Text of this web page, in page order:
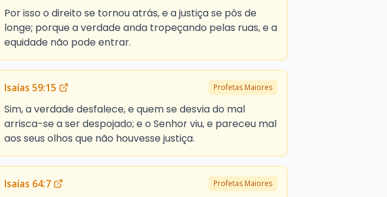
Por isso o direito se tornou atrás, e a justiça se pôs de
longe; porque a verdade anda tropeçando pelas ruas, e a
equidade não pode entrar.
Isaías 59:15 Profetas Maiores
Sim, a verdade desfalece, e quem se desvia do mal
arrisca-se a ser despojado; e o Senhor viu, e pareceu mal
aos seus olhos que não houvesse justiça.
Isaías 64:7 Profetas Maiores